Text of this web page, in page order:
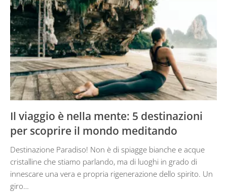
Il viaggio è nella mente: 5 destinazioni
per scoprire il mondo meditando
Destinazione Paradiso! Non è di spiagge bianche e acque
cristalline che stiamo parlando, ma di luoghi in grado di
innescare una vera e propria rigenerazione dello spirito. Un
giro…